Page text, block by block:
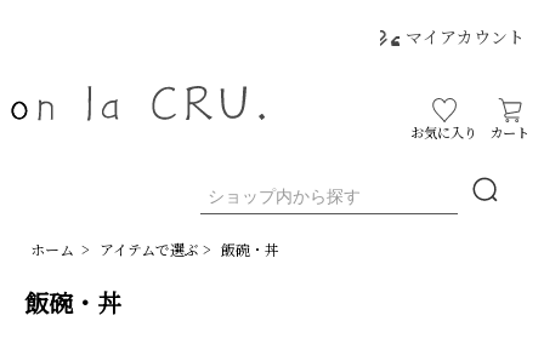
マイアカウント
お気に入り カート
ホーム > アイテムで選ぶ > 飯碗・丼
飯碗・丼